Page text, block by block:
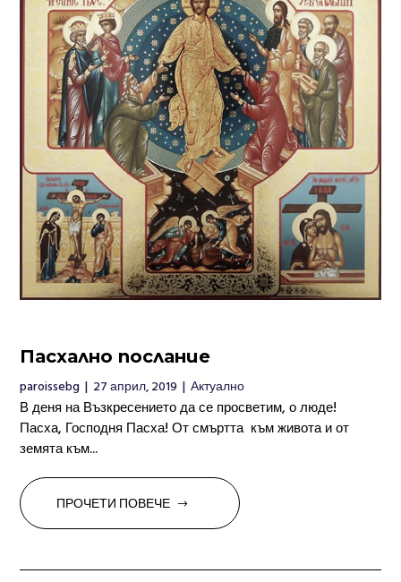
Пасхално послание
paroissebg | 27 април, 2019 | Актуално
В деня на Възкресението да се просветим, о люде!
Пасха, Господня Пасха! От смъртта към живота и от
земята към...
ПРОЧЕТИ ПОВЕЧЕ